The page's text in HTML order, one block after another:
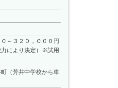
～３２０，０００円
力により決定）※試用
（芳井中学校から車